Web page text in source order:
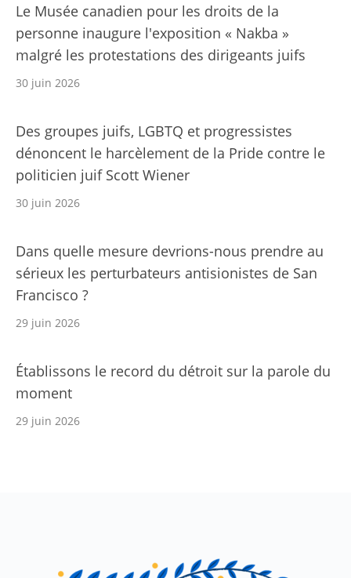
Le Musée canadien pour les droits de la
personne inaugure l'exposition « Nakba »
malgré les protestations des dirigeants juifs
30 juin 2026
Des groupes juifs, LGBTQ et progressistes
dénoncent le harcèlement de la Pride contre le
politicien juif Scott Wiener
30 juin 2026
Dans quelle mesure devrions-nous prendre au
sérieux les perturbateurs antisionistes de San
Francisco ?
29 juin 2026
Établissons le record du détroit sur la parole du
moment
29 juin 2026